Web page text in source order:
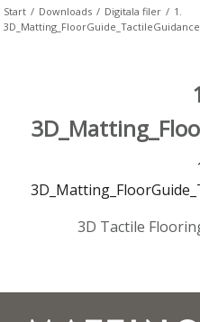
Start / Downloads / Digitala filer / 1.
3D Tactile